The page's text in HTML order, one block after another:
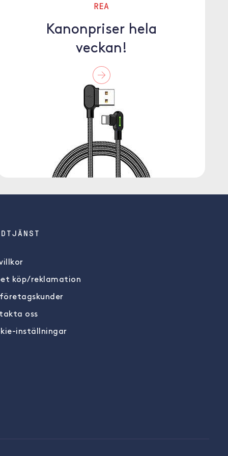
REA
Kanonpriser hela
veckan!
köp/reklamation
oss
inställningar